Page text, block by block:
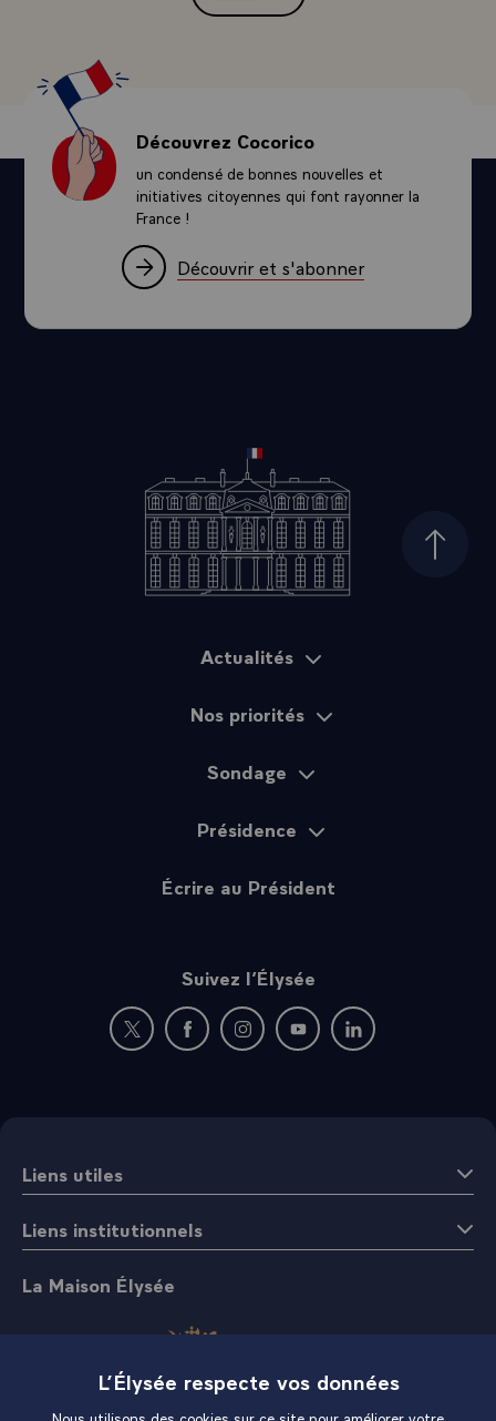
Découvrez Cocorico
un condensé de bonnes nouvelles et
initiatives citoyennes qui font rayonner la
France !
Découvrir et s'abonner
Haut
Actualités
Nos priorités
Sondage
Présidence
Écrire au Président
Suivez l’Élysée
Nouvelle fenêtre : rejoignez-nous sur Twitter
Nouvelle fenêtre : rejoignez-nous sur
Nouvelle fenêtre : rejoignez-nous
Nouvelle fenêtre :
Nouvelle fenêtre :
Liens utiles
Liens institutionnels
La Maison Élysée
L’Élysée respecte vos données